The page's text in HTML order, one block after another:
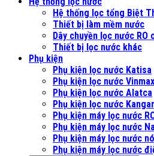
Hệ thống lọc tổng Biệt
Thiết bị làm mềm nước
Dây chuyền lọc nước RO
Thiết bị lọc nước khác
Phụ kiện
Phụ kiện lọc nước Katisa
Phụ kiện lọc nước
Phụ kiện lọc nước Alatca
Phụ kiện lọc nước
Phụ kiện máy lọc nước
Phụ kiện máy lọc nước
Phụ kiện máy lọc nước
Phụ kiện máy lọc nước